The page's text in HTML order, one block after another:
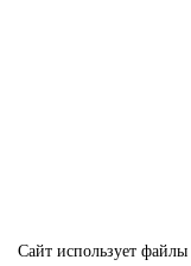
Сайт использует файлы